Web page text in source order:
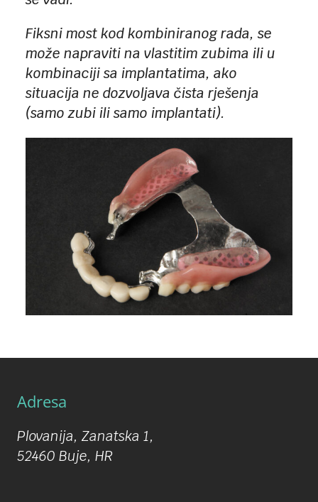
Fiksni most kod kombiniranog rada, se
može napraviti na vlastitim zubima ili u
kombinaciji sa implantatima, ako
situacija ne dozvoljava čista rješenja
(samo zubi ili samo implantati).
Adresa
Plovanija, Zanatska 1,
52460 Buje, HR